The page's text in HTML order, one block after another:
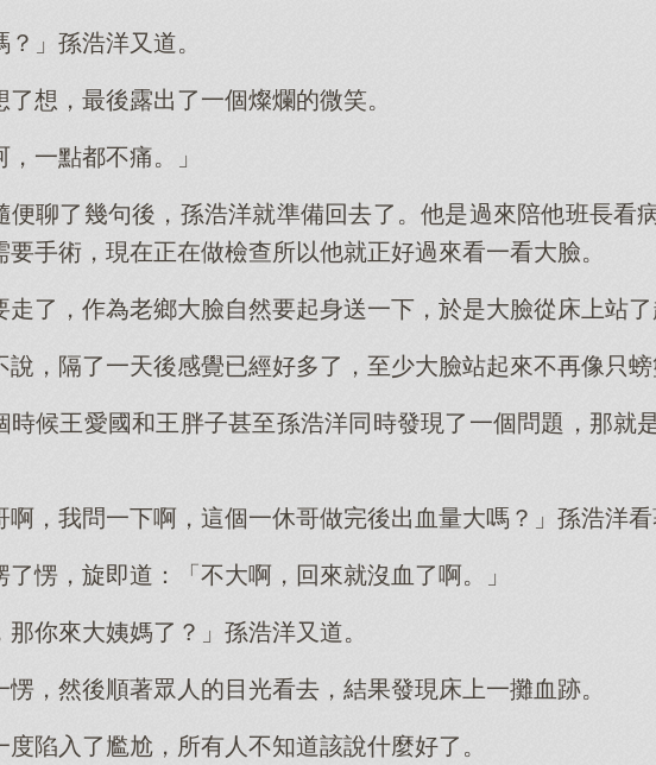
？」孫浩洋又道。
了想，最後露出了一個燦爛的微笑。
，一點都不痛。」
便聊了幾句後，孫浩洋就準備回去了。他是過來陪他班長看
要手術，現在正在做檢查所以他就正好過來看一看大臉。
走了，作為老鄉大臉自然要起身送一下，於是大臉從床上站了
說，隔了一天後感覺已經好多了，至少大臉站起來不再像只螃
時候王愛國和王胖子甚至孫浩洋同時發現了一個問題，那
啊，我問一下啊，這個一休哥做完後出血量大嗎？」孫浩洋
了愣，旋即道：「不大啊，回來就沒血了啊。」
那你來大姨媽了？」孫浩洋又道。
愣，然後順著眾人的目光看去，結果發現床上一攤血跡。
度陷入了尷尬，所有人不知道該說什麼好了。